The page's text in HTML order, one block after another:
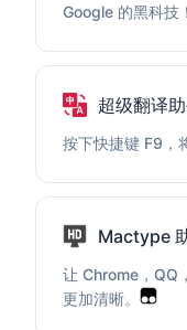
Google 的黑科技！
超级翻译
按下快捷键 F9，
Mactype
让 Chrome，QQ
更加清晰。